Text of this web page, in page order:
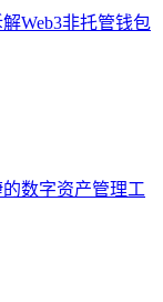
Web3非托管钱包
数字资产管理工